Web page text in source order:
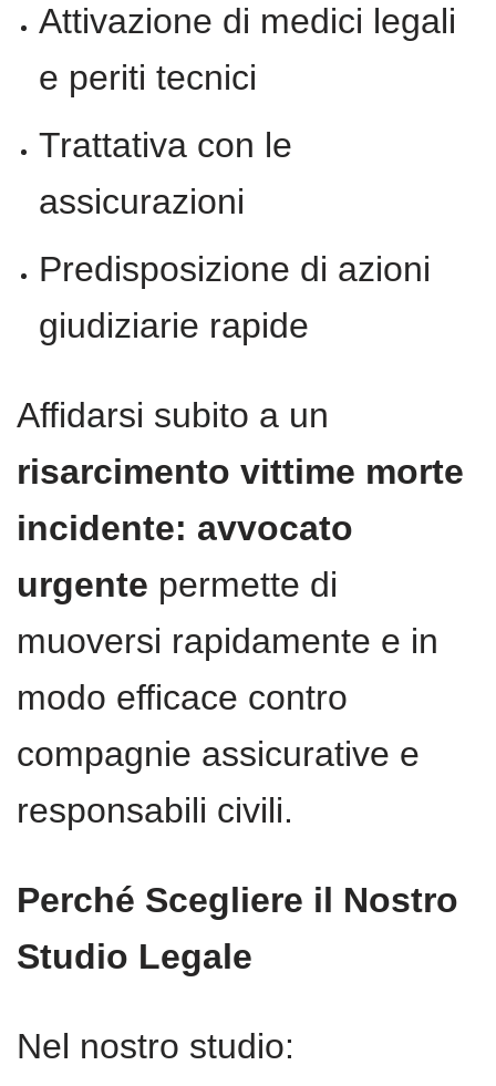
Attivazione di medici legali
e periti tecnici
Trattativa con le
assicurazioni
Predisposizione di azioni
giudiziarie rapide
Affidarsi subito a un
risarcimento vittime morte
incidente: avvocato
urgente permette di
muoversi rapidamente e in
modo efficace contro
compagnie assicurative e
responsabili civili.
Perché Scegliere il Nostro
Studio Legale
Nel nostro studio: